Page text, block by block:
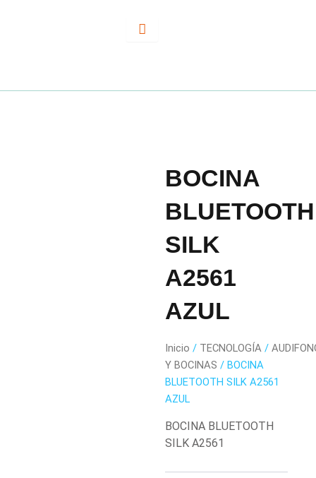
BOCINA
BLUETOOTH
SILK
A2561
AZUL
Inicio / TECNOLOGÍA /
Y BOCINAS / BOCINA
BLUETOOTH SILK A2561
AZUL
BOCINA BLUETOOTH
SILK A2561